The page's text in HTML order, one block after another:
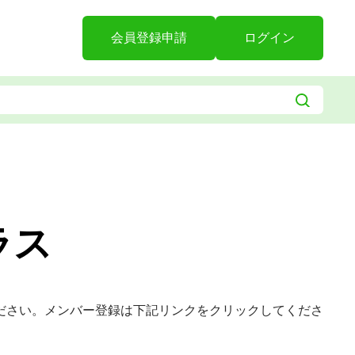
会員登録申請 ログイン
ス
い。メンバー登録は下記リンクをクリックしてくださ